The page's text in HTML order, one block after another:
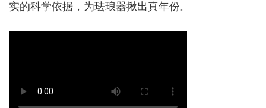
实的科学依据，为珐琅器揪出真年份。